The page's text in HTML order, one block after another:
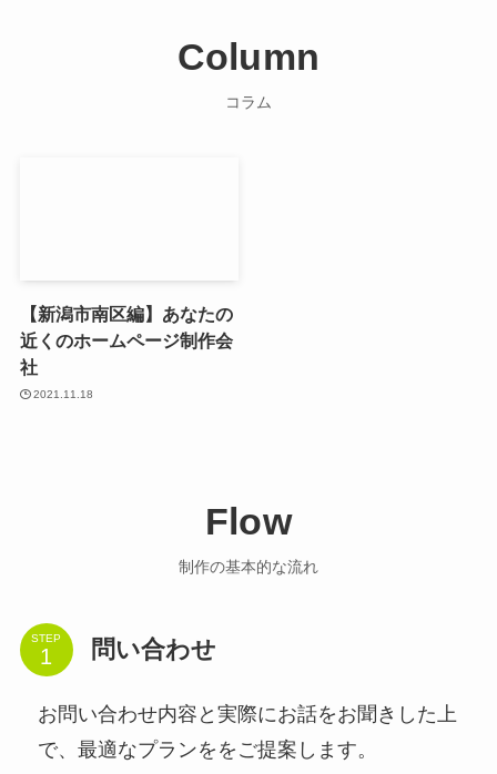
Column
コラム
【新潟市南区編】あなたの
近くのホームページ制作会
社
2021.11.18
Flow
制作の基本的な流れ
STEP 問い合わせ
お問い合わせ内容と実際にお話をお聞きした上
で、最適なプランををご提案します。